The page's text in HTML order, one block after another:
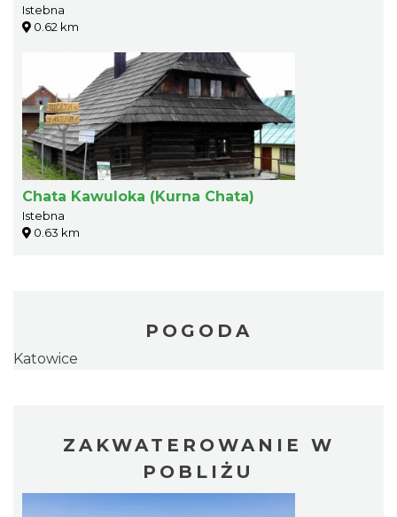
Istebna
0.62 km
Chata Kawuloka (Kurna Chata)
Istebna
0.63 km
POGODA
Katowice
ZAKWATEROWANIE W
POBLIŻU